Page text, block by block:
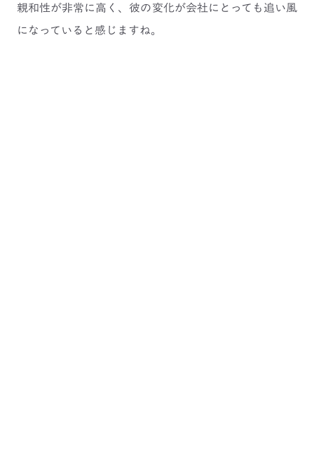
親和性が非常に高く、彼の変化が会社にとっても追い風
になっていると感じますね。